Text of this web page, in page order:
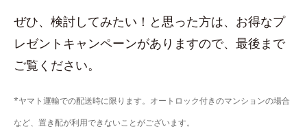
ぜひ、検討してみたい！と思った方は、お得なプ
レゼントキャンペーンがありますので、最後まで
ご覧ください。
*ヤマト運輸での配送時に限ります。オートロック付きのマンションの場合
など、置き配が利用できないことがございます。